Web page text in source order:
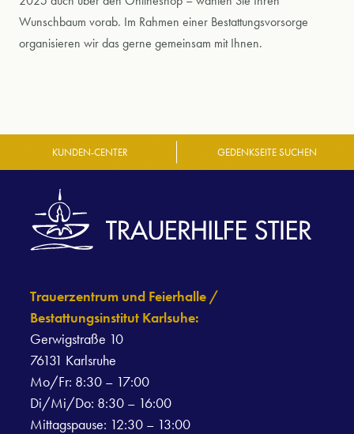
Wunschbaum vorab. Im Rahmen einer Bestattungsvorsorge
organisieren wir das gerne gemeinsam mit Ihnen.
KUNDEN-CENTER GEDENKSEITE SUCHEN
Trauerzentrum und Feierhalle /
Bestattungsinstitut Karlsuhe:
Gerwigstraße 10
76131 Karlsruhe
Mo/Fr: 8:30 – 17:00
Di/Mi/Do: 8:30 – 16:00
Mittagspause: 12:30 – 13:00